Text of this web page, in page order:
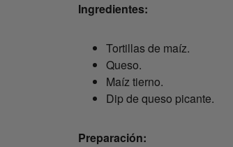
Ingredientes:
Tortillas de maíz.
Queso.
Maíz tierno.
Dip de queso picante.
Preparación: